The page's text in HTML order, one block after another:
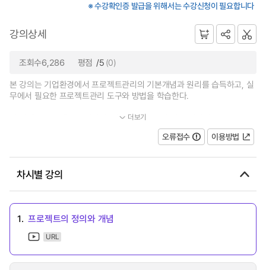
※ 수강확인증 발급을 위해서는 수강신청이 필요합니다
강의상세
조회수6,286 평점 /5 (0)
본 강의는 기업환경에서 프로젝트관리의 기본개념과 원리를 습득하고, 실
무에서 필요한 프로젝트관리 도구와 방법을 학습한다.
이 외에도 프로젝트 위험관리, 계약관리 등 보다 더 고차적이고...
더보기
오류접수 이용방법
차시별 강의
1. 프로젝트의 정의와 개념
URL